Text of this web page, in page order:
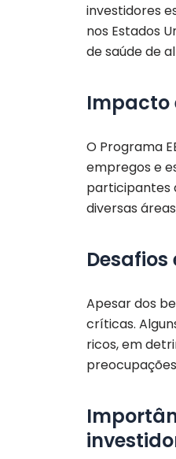
investidores
nos Estados
de saúde de
Impacto
O Programa
empregos e
participantes
diversas
Apesar dos
críticas.
ricos, em